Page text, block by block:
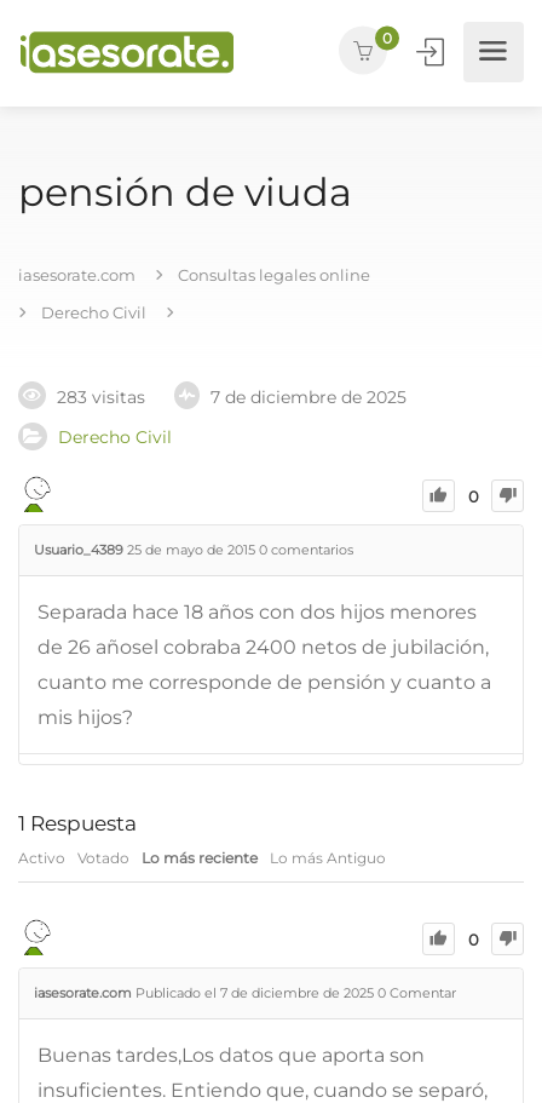
0
pensión de viuda
iasesorate.com
Consultas legales online
Derecho Civil
283 visitas
7 de diciembre de 2025
Derecho Civil
0
Usuario_4389 25 de mayo de 2015 0 comentarios
Separada hace 18 años con dos hijos menores
de 26 añosel cobraba 2400 netos de jubilación,
cuanto me corresponde de pensión y cuanto a
mis hijos?
1 Respuesta
Activo Votado Lo más reciente Lo más Antiguo
0
iasesorate.com Publicado el 7 de diciembre de 2025 0 Comentar
Buenas tardes,Los datos que aporta son
insuficientes. Entiendo que, cuando se separó,